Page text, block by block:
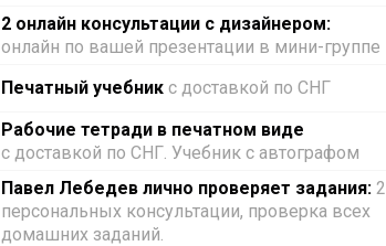
2 онлайн консультации с дизайнером:
онлайн по вашей презентации в мини-группе
Печатный учебник с доставкой по СНГ
Рабочие тетради в печатном виде
с доставкой по СНГ. Учебник с автографом
Павел Лебедев лично проверяет задания: 2
персональных консультации, проверка всех
домашних заданий.